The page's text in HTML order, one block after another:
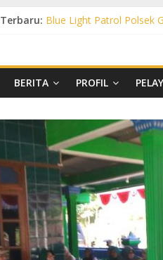
Terbaru: Blue Light Patrol Polsek
Patroli Blue Light Polsek
Blue Light Patrol Polsek
BERITA PROFIL